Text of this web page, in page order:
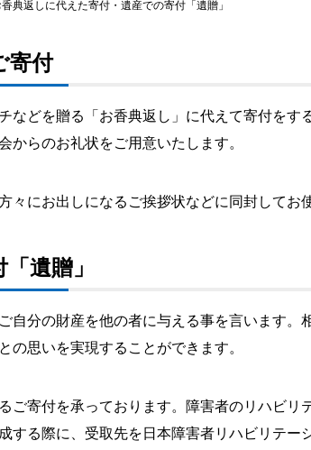
香典返しに代えた寄付・遺産での寄付「遺贈」
寄付
などを贈る「お香典返し」に代えて寄付を
からのお礼状をご用意いたします。
々にお出しになるご挨拶状などに同封してお
遺贈」
自分の財産を他の者に与える事を言います
の思いを実現することができます。
ご寄付を承っております。障害者のリハビ
する際に、受取先を日本障害者リハビリテー